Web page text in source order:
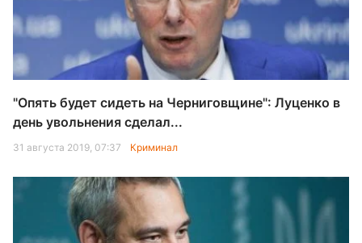
"Опять будет сидеть на Черниговщине": Луценко в
день увольнения сделал...
31 августа 2019, 07:37 Криминал